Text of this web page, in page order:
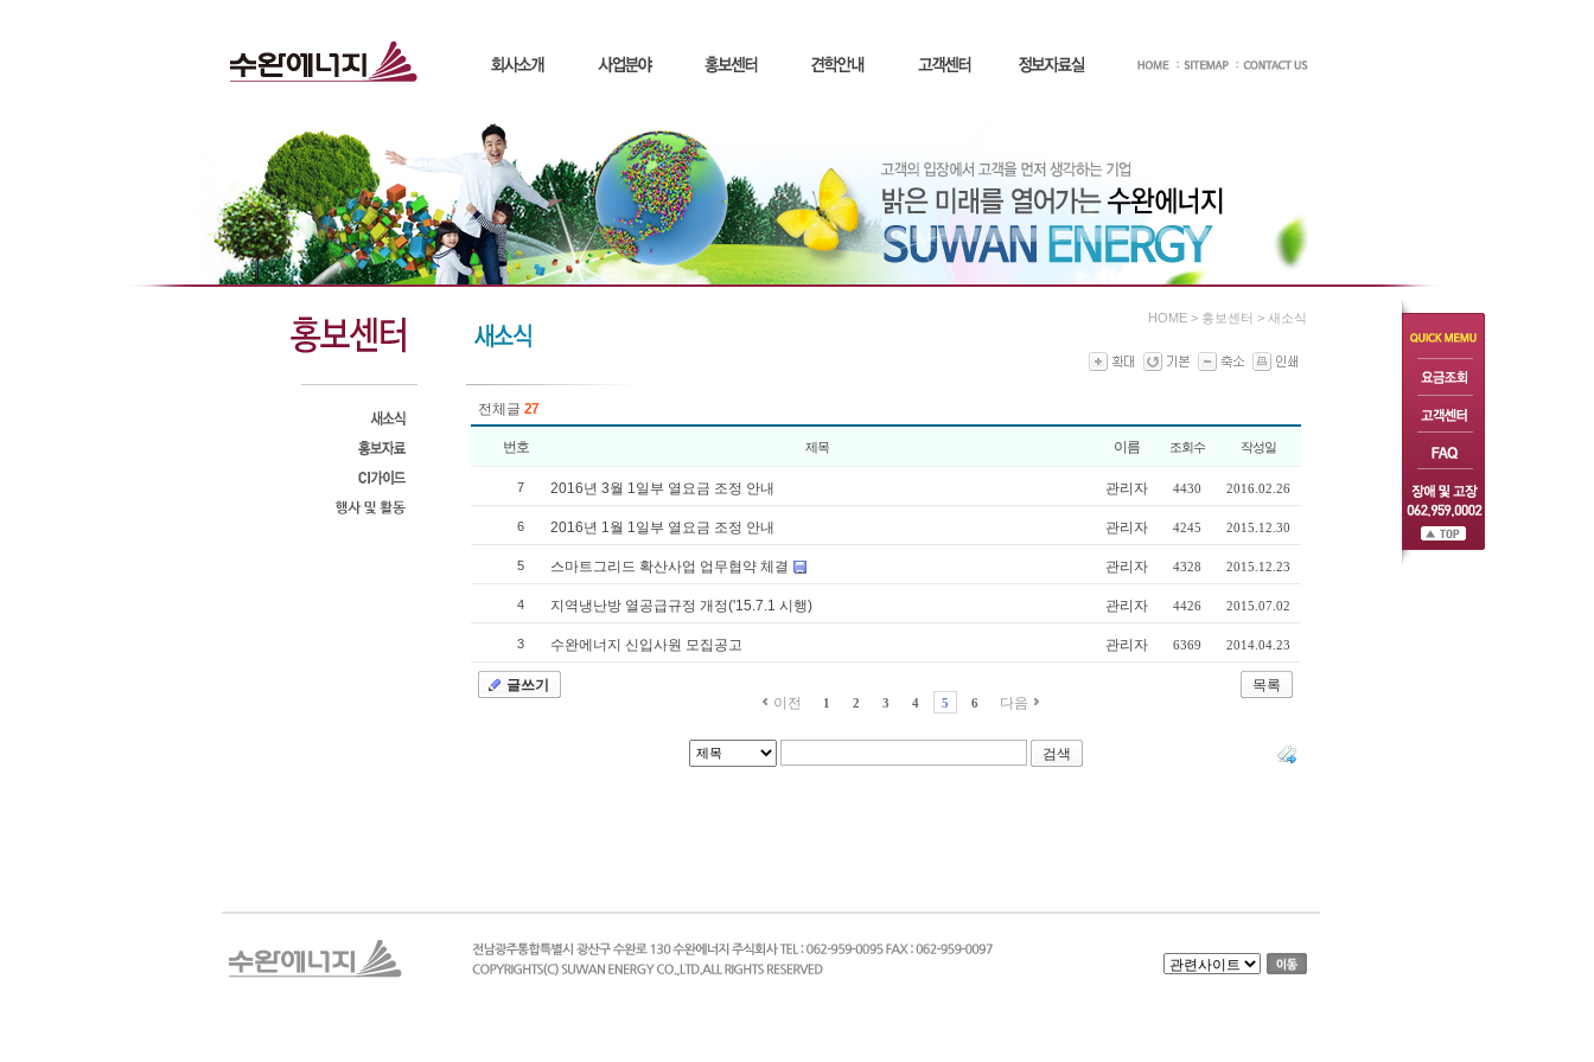
HOME > 홍보센터 > 새소식
전체글 27
번호 제목 이름 조회수 작성일
7 2016년 3월 1일부 열요금 조정 안내 관리자 4430 2016.02.26
6 2016년 1월 1일부 열요금 조정 안내 관리자 4245 2015.12.30
5 스마트그리드 확산사업 업무협약 체결 관리자 4328 2015.12.23
4 지역냉난방 열공급규정 개정('15.7.1 시행) 관리자 4426 2015.07.02
3 수완에너지 신입사원 모집공고 관리자 6369 2014.04.23
글쓰기
목록
이전
1 2 3 4 5 6 다음